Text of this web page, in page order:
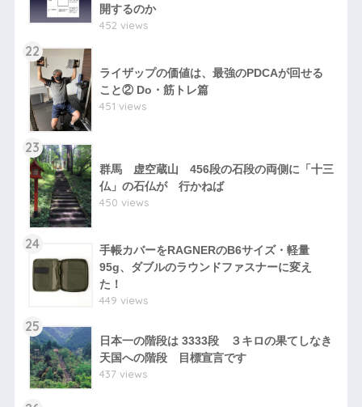
開するのか
452 views
22
ライザップの価値は、最強のPDCAが回せる
こと② Do・筋トレ篇
451 views
23
群馬 虚空蔵山 456段の石段の両側に「十三
仏」の石仏が 行かねば
450 views
24
手帳カバーをRAGNERのB6サイズ・軽量
95g、ダブルのラウンドファスナーに変え
た！
449 views
25
日本一の階段は 3333段 ３キロの果てしなき
天国への階段 目標宣言です
437 views